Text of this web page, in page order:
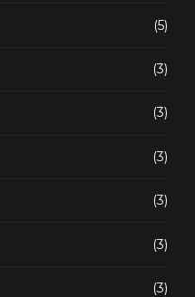
(5)
(3)
(3)
(3)
(3)
(3)
(3)